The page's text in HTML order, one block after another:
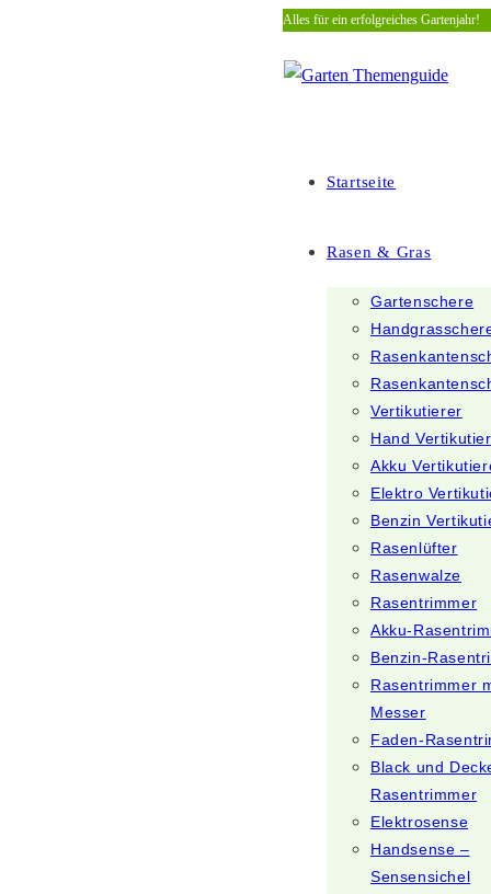
Zum
springen
Alles für ein erfolgreiches Gartenjahr!
Startseite
Rasen & Gras
Gartenschere
Vertikutierer
Hand
Akku
Elektro
Benzin
Rasenlüfter
Rasenwalze
Rasentrimmer
Akku-
Benzin-
Rasentrimmer
Messer
Faden-
Black und
Rasentrimmer
Elektrosense
Handsense –
Sensensichel